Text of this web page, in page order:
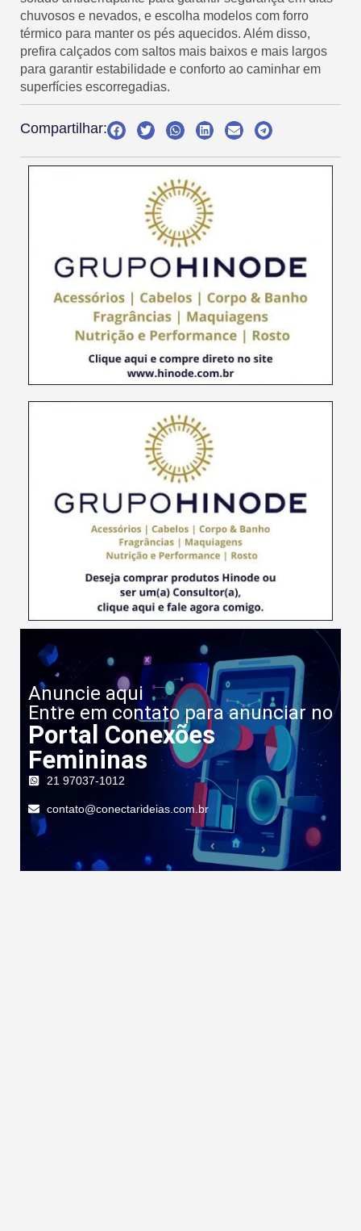
chuvosos e nevados, e escolha modelos com forro
térmico para manter os pés aquecidos. Além disso,
prefira calçados com saltos mais baixos e mais largos
para garantir estabilidade e conforto ao caminhar em
superfícies escorregadias.
Compartilhar:
Anuncie aqui
Entre em contato para anunciar no
Portal Conexões
Femininas
21 97037-1012
contato@conectarideias.com.br